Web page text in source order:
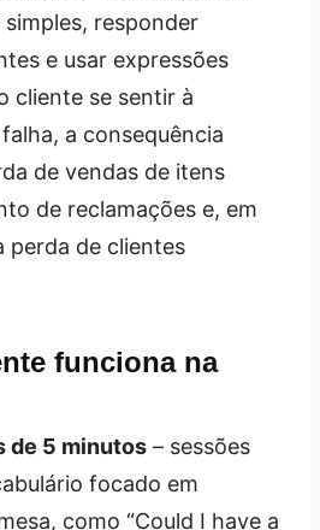
responder
e usar expressões
cliente se sentir à
a consequência
de vendas de itens
de reclamações e, em
perda de clientes
funciona na
de 5 minutos – sessões
focado em
como “Could I have a